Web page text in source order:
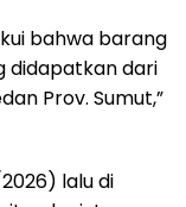
bahwa barang
didapatkan dari
Prov. Sumut,”
lalu di